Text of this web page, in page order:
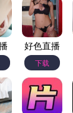
好色直播
下载